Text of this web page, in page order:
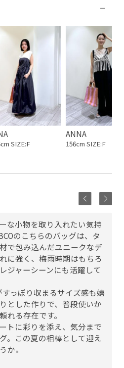
SIZE:F
ANNA
156cm SIZE:F
な小物を取り入れたい気持
のこちらのバッグは、タ
で包み込んだユニークなデ
に強く、梅雨時期はもちろ
ジャーシーンにも活躍して
っぽり収まるサイズ感も嬉
とした作りで、普段使いか
れる存在です。
トに彩りを添え、気分まで
。この夏の相棒として迎え
か。